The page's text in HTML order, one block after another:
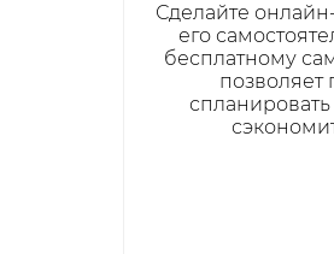
Сделайте
его
бесплатному
позволяет